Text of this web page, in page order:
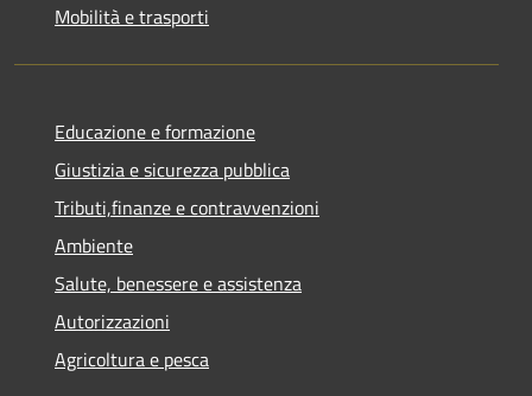
Mobilità e trasporti
Educazione e formazione
Giustizia e sicurezza pubblica
Tributi,finanze e contravvenzioni
Ambiente
Salute, benessere e assistenza
Autorizzazioni
Agricoltura e pesca